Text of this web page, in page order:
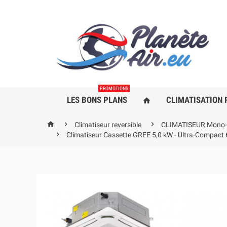
LES BONS PLANS
PROMOTIONS
home CLIMATISATION
  Climatiseur reversible 
CLIMATISEUR

Climatiseur Cassette GREE 5,0 kW - Ultra-